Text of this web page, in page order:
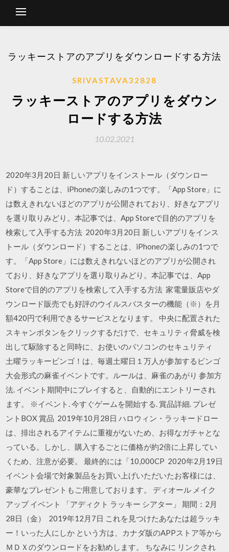
ラッキーストアのアプリをダウンロードする方法
SRIVASTAVA32828
ラッキーストアのアプリをダウン
ロードする方法
10.02.2021
2020年3月20日 新しいアプリをインストール（ダウンロー
ド）することは、iPhoneの楽しみの1つです。「App Store」に
は数えきれないほどのアプリが公開されており、好きなアプリ
を選り取りみどり。本記事では、App Storeで目的のアプリを
検索して入手する方法 2020年3月20日 新しいアプリをインス
トール（ダウンロード）することは、iPhoneの楽しみの1つで
す。「App Store」には数えきれないほどのアプリが公開され
ており、好きなアプリを選り取りみどり。本記事では、App
Storeで目的のアプリを検索して入手する方法 家電量販店やダ
ウンロード販売でも好評のウイルスバスターの機能（※）を月
額420円で利用できるサービスとなります。 中央に配置された
スキャンボタンをクリックするだけで、セキュリティ脅威を検
出して駆除すると同時に、お使いのパソコンのセキュリティ
土曜ラッキービンゴ！は、毎週土曜日１万人が参加するビンゴ
大会形式の麻雀イベントです。ルールは、麻雀のあがり 参加方
法. イベント期間中にプレイすると、自動的にエントリーされ
ます。 ※イベント. 今すぐゲームを開始する. 賞品詳細. プレゼ
ントBOX 賞品 2019年10月28日 ハロウィン・ラッキードロー
は、排出されるアイテムに重複がないため、お得なガチャとな
っている。しかし、購入するごとに価格が約2倍に上昇してい
くため、注意が必要。 最終的には「10,000CP 2020年2月19日
イベント会場で対象製品をお買い上げいただいたお客様には、
豪華なプレゼントもご用意しております。 ディオール メイク
アップ イベント 「アディクト ラッキー シアター」 期間：2月
28日（金） 2019年12月7日 これを見つけたあなたは超ラッキ
ー！いった人にしか という方は、カナダ版のAPPストア等から
ＭＤＸのダウンロードをお勧めします。 ちなみに リンクされ